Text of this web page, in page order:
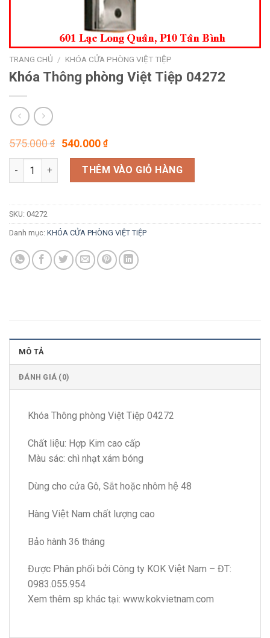
TRANG CHỦ / KHÓA CỬA PHÒNG VIỆT TIỆP
Khóa Thông phòng Việt Tiệp 04272
575.000₫
Giá
gốc
575.000 ₫.
540.000₫Giá
hiện
tại
là:
Khóa Thông phòng Việt Tiệp 04272 số lượng
THÊM VÀO GIỎ HÀNG
SKU: 04272
Danh mục: KHÓA CỬA PHÒNG VIỆT TIỆP
MÔ TẢ
ĐÁNH GIÁ (0)
Khóa Thông phòng Việt Tiệp 04272
Chất liệu: Hợp Kim cao cấp
Màu sác: chì nhạt xám bóng
Dùng cho cửa Gô, Sắt hoặc nhôm hệ 48
Hàng Việt Nam chất lượng cao
Bảo hành 36 tháng
Được Phân phối bởi Công ty KOK Việt Nam – ĐT:
0983.055.954
Xem thêm sp khác tại: www.kokvietnam.com